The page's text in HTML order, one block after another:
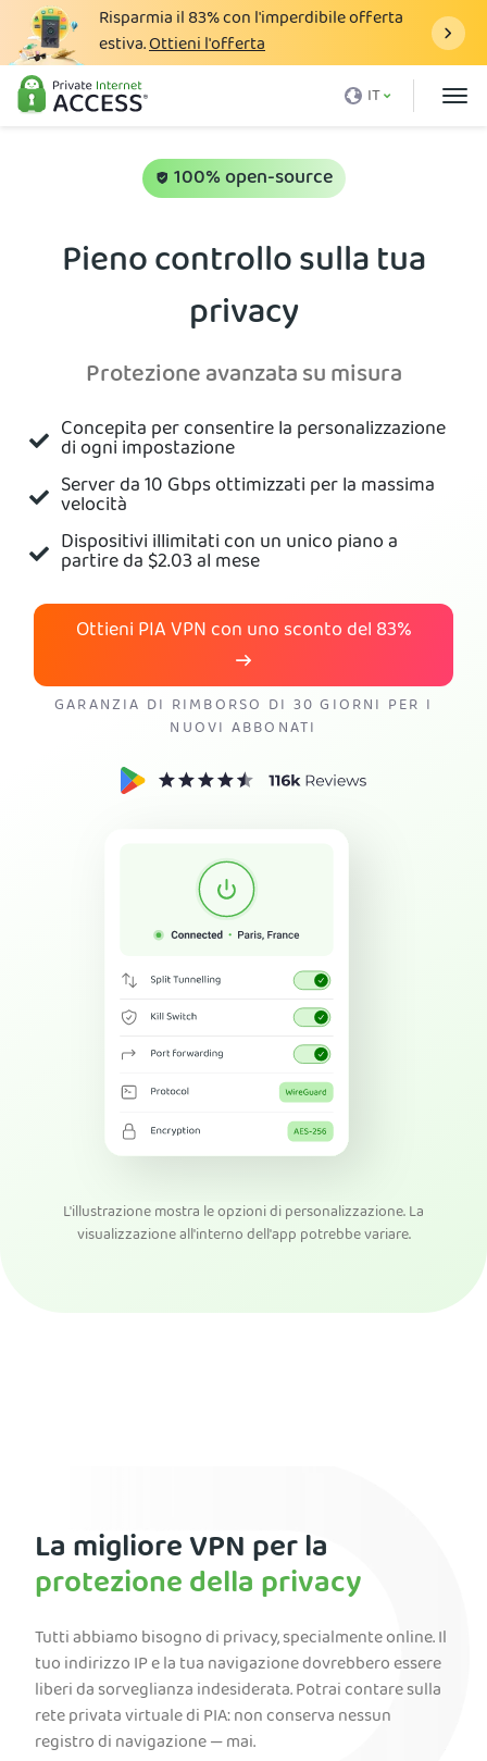
Risparmia il83%con l'imperdibile offerta
estiva.Ottieni l'offerta
IT
Cos'è una VPN
Download VPN
Assistenza
Accedi
Ottieni PIA VPN
100% open-source
Pieno controllo sulla tua
privacy
Protezione avanzata su misura
Concepita per consentire la personalizzazione
di ogni impostazione
Server da 10 Gbps ottimizzati per la massima
velocità
Dispositivi illimitati con un unico piano a
partire da$2.03al mese
Ottieni PIA VPN con uno sconto del83%
GARANZIA DI RIMBORSO DI 30 GIORNI PER I
NUOVI ABBONATI
L'illustrazione mostra le opzioni di personalizzazione. La
visualizzazione all'interno dell'app potrebbe variare.
La migliore VPN per la
protezione della privacy
Tutti abbiamo bisogno di privacy, specialmente online. Il
tuo indirizzo IP e la tua navigazione dovrebbero essere
liberi da sorveglianza indesiderata. Potrai contare sulla
rete privata virtuale di PIA: non conserva nessun
registro di navigazione — mai.